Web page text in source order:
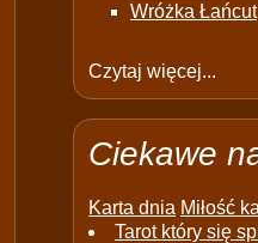
Wróżka Łańcut
Czytaj więcej...
Ciekawe
Karta dnia Miłość
Tarot który się